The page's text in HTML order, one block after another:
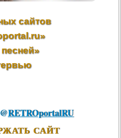
сайтов
@RETROportalRU
САЙТ